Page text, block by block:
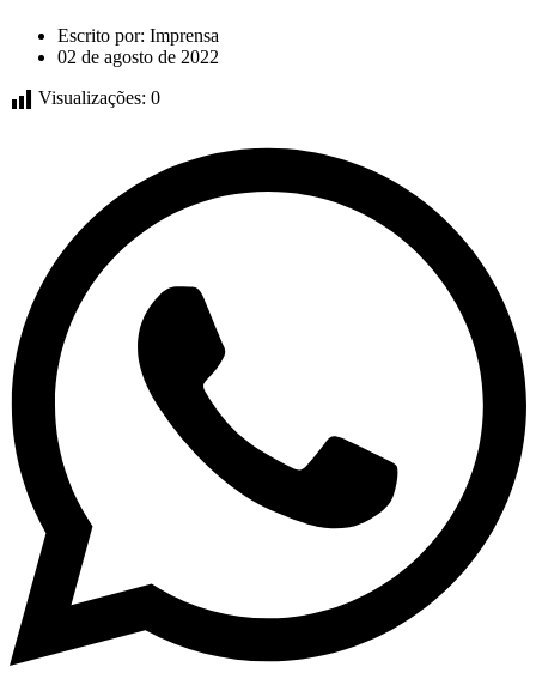
Escrito por: Imprensa
02 de agosto de 2022
Visualizações: 0